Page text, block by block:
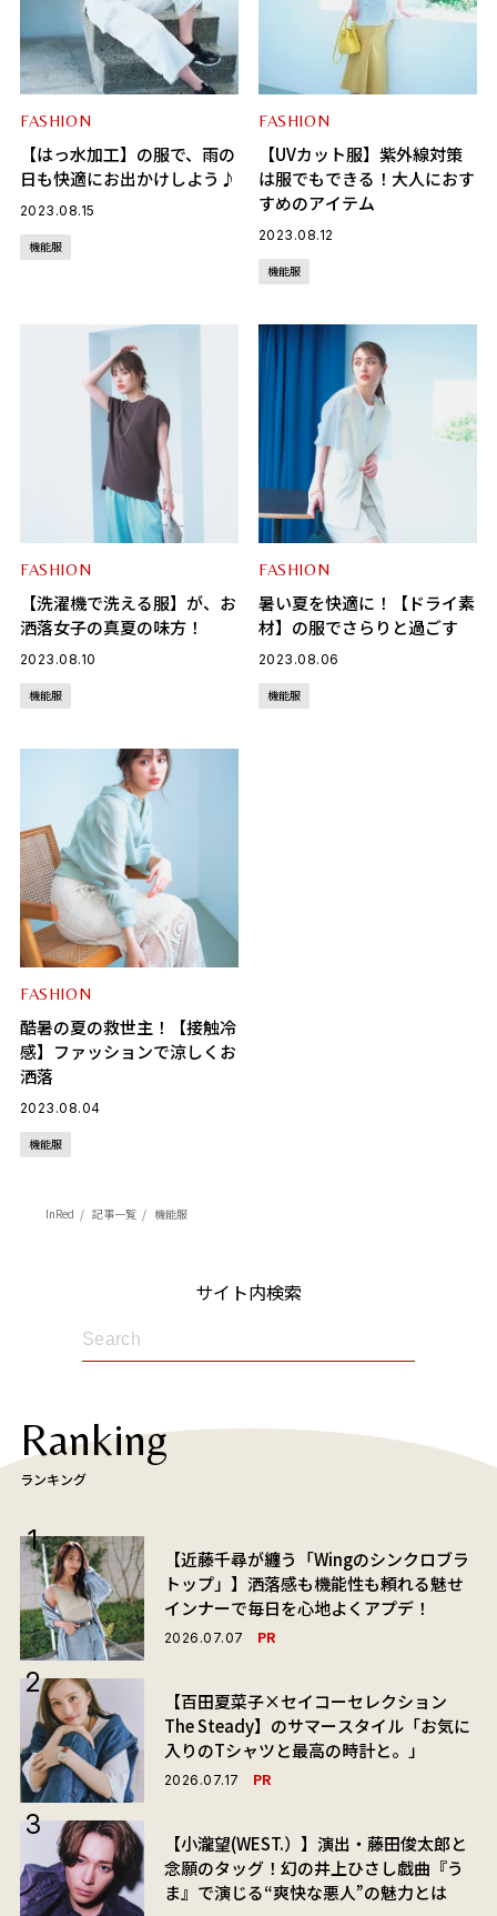
FASHION
【はっ水加工】の服で、雨の
日も快適にお出かけしよう♪
2023.08.15
機能服
FASHION
【UVカット服】紫外線対策
は服でもできる！大人におす
すめのアイテム
2023.08.12
機能服
FASHION
【洗濯機で洗える服】が、お
洒落女子の真夏の味方！
2023.08.10
機能服
FASHION
暑い夏を快適に！【ドライ素
材】の服でさらりと過ごす
2023.08.06
機能服
FASHION
酷暑の夏の救世主！【接触冷
感】ファッションで涼しくお
洒落
2023.08.04
機能服
InRed 記事一覧 機能服
サイト内検索
Ranking
ランキング
【近藤千尋が纏う「Wingのシンクロブラ
トップ」】洒落感も機能性も頼れる魅せ
インナーで毎日を心地よくアプデ！
2026.07.07 PR
【百田夏菜子×セイコーセレクション
The Steady】のサマースタイル「お気に
入りのTシャツと最高の時計と。」
2026.07.17 PR
【小瀧望(WEST.）】演出・藤田俊太郎と
念願のタッグ！幻の井上ひさし戯曲『う
ま』で演じる“爽快な悪人”の魅力とは